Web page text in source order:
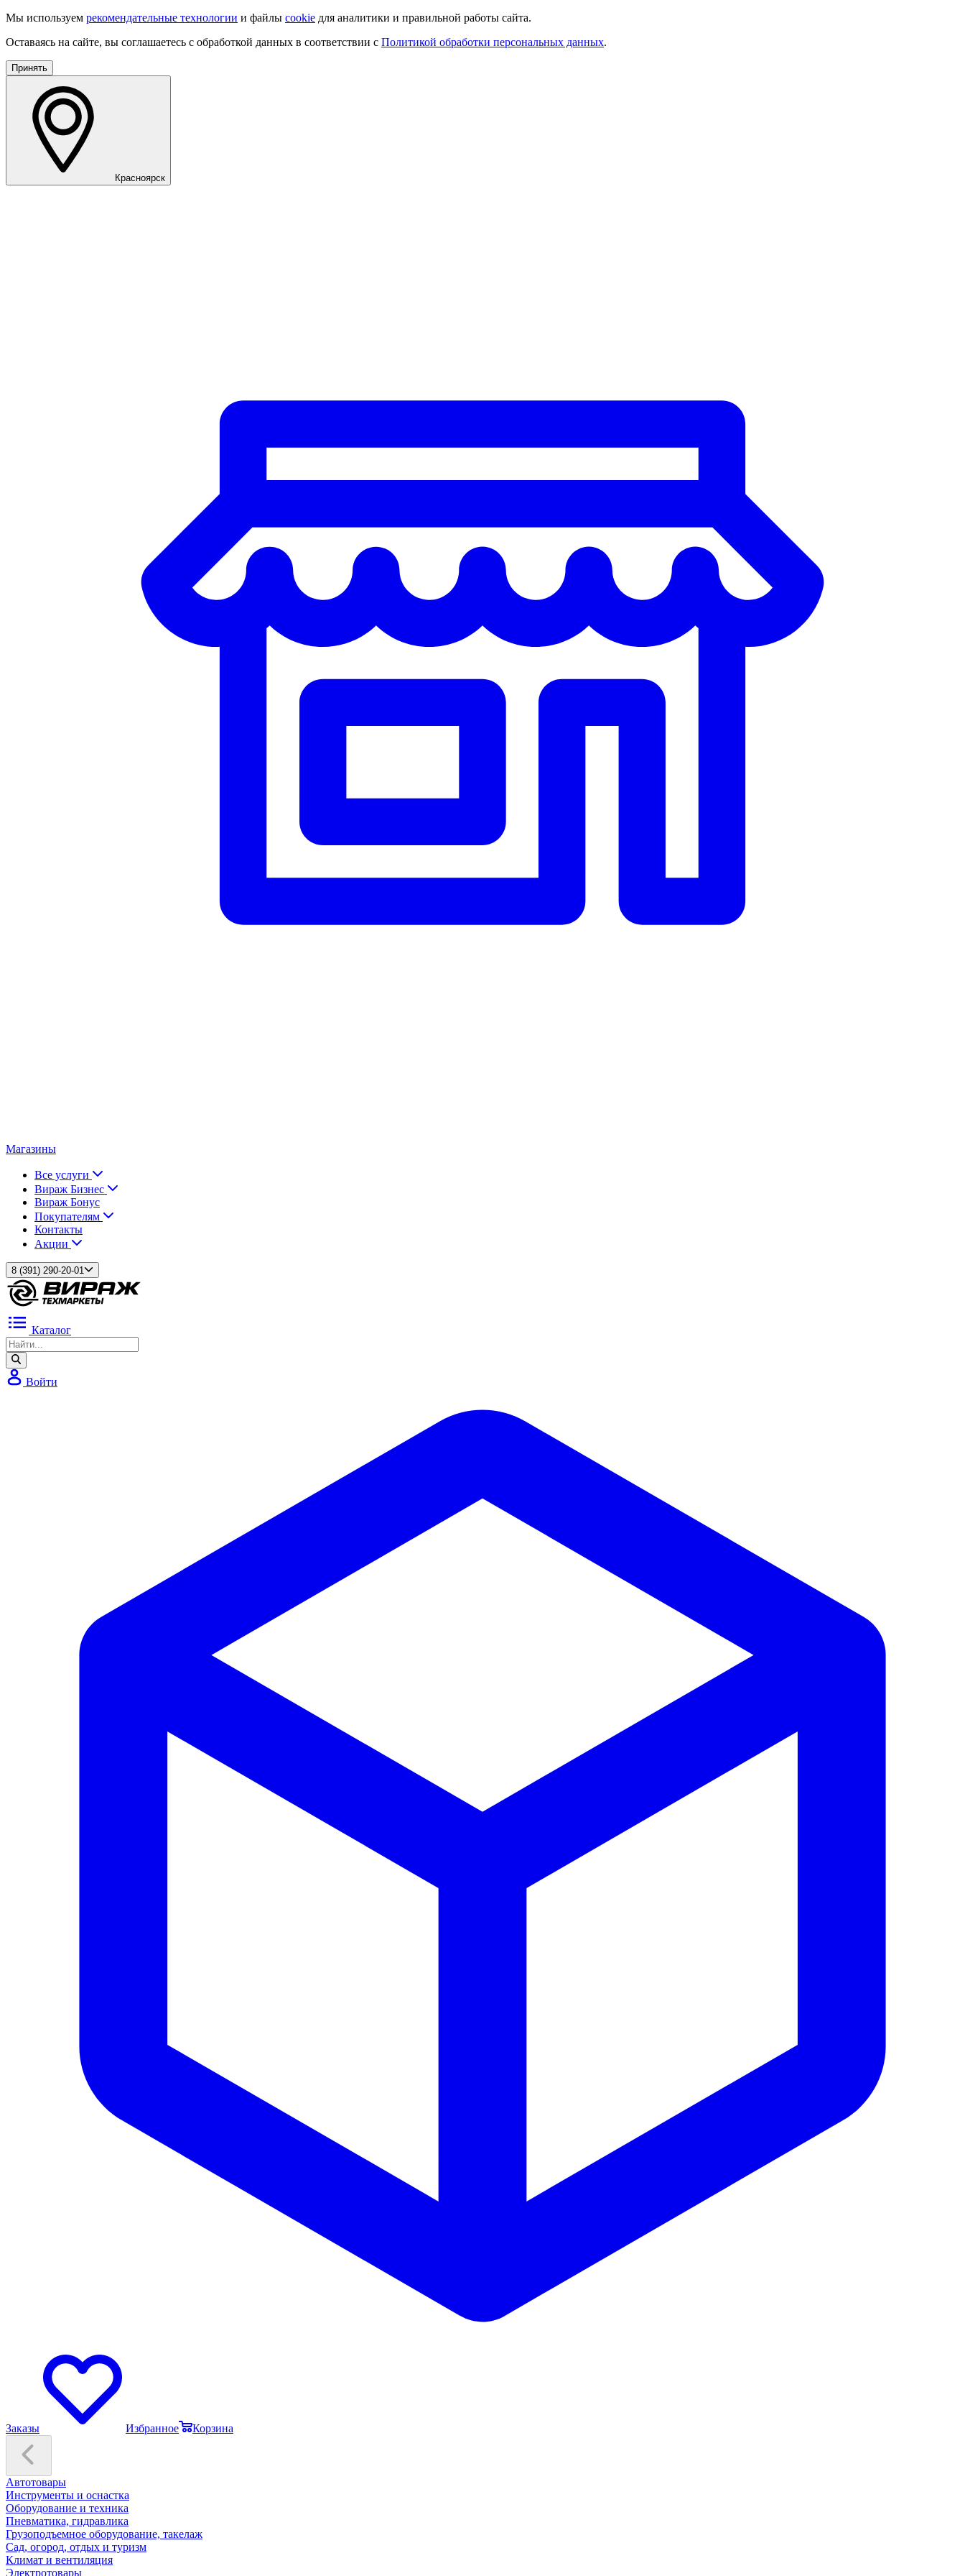
Мы используем рекомендательные технологии и файлы cookie для аналитики и правильной работы сайта.
Оставаясь на сайте, вы соглашаетесь с обработкой данных в соответствии с Политикой обработки персональных данных.
Принять
Красноярск
Магазины
Все услуги
Вираж Бизнес
Вираж Бонус
Покупателям
Контакты
Акции
8 (391) 290-20-01
Каталог
Войти
Заказы Избранное Корзина
Автотовары
Инструменты и оснастка
Оборудование и техника
Пневматика, гидравлика
Грузоподъемное оборудование, такелаж
Сад, огород, отдых и туризм
Климат и вентиляция
Электротовары